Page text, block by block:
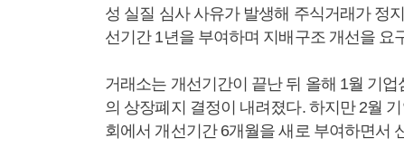
성 실질 심사 사유가 발생해 주식거래가 정
선기간 1년을 부여하며 지배구조 개선을 요
거래소는 개선기간이 끝난 뒤 올해 1월 기
의 상장폐지 결정이 내려졌다. 하지만 2월
회에서 개선기간 6개월을 새로 부여하면서